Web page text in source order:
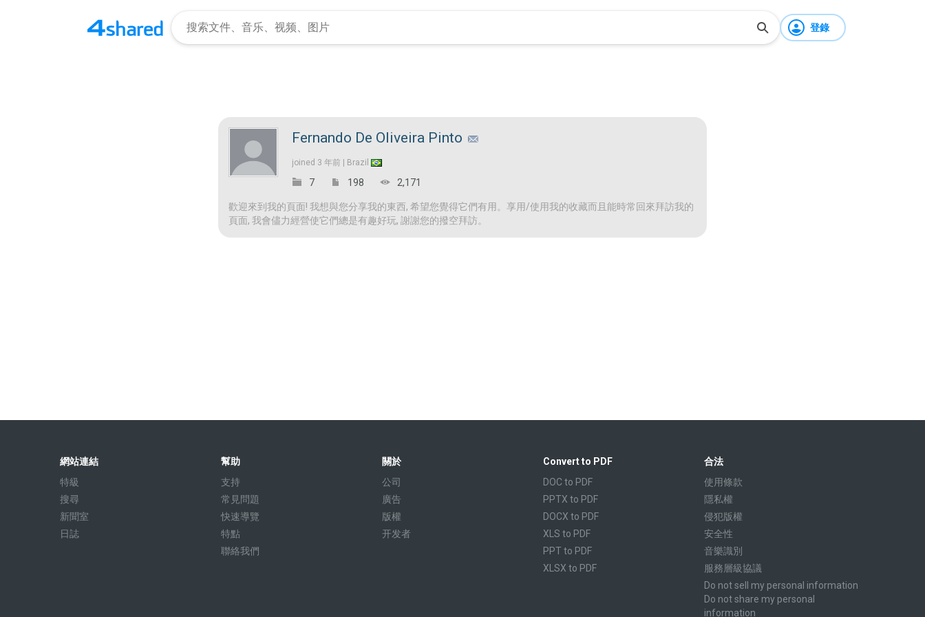
登錄
Fernando De Oliveira Pinto
joined 3 年前 | Brazil
7 198 2,171
歡迎來到我的頁面! 我想與您分享我的東西, 希望您覺得它們有用。享用/使用我的收藏而且能時常回來拜訪我的
頁面, 我會儘力經營使它們總是有趣好玩, 謝謝您的撥空拜訪。
網站連結
特級
搜尋
新聞室
日誌
幫助
支持
常見問題
快速導覽
特點
聯絡我們
關於
公司
廣告
版權
开发者
Convert to PDF
DOC to PDF
PPTX to PDF
DOCX to PDF
XLS to PDF
PPT to PDF
XLSX to PDF
合法
使用條款
隱私權
侵犯版權
安全性
音樂識別
服務層級協議
Do not sell my personal information
Do not share my personal
information